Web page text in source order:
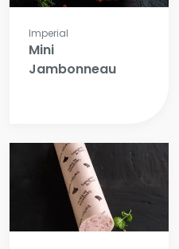
Imperial
Mini
Jambonneau